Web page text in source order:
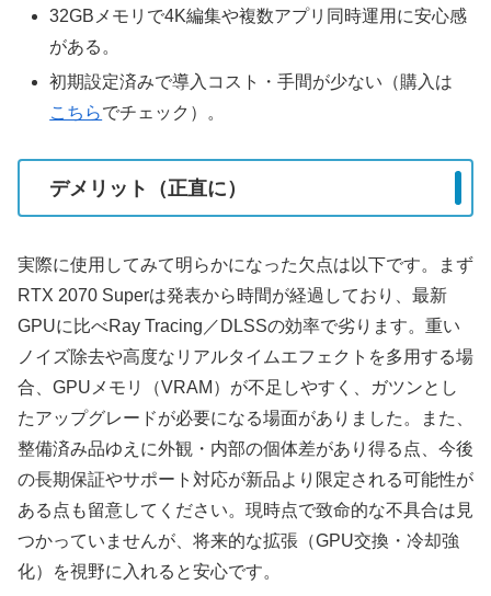
32GBメモリで4K編集や複数アプリ同時運用に安心感
がある。
初期設定済みで導入コスト・手間が少ない（購入は
こちらでチェック）。
デメリット（正直に）
実際に使用してみて明らかになった欠点は以下です。まず
RTX 2070 Superは発表から時間が経過しており、最新
GPUに比べRay Tracing／DLSSの効率で劣ります。重い
ノイズ除去や高度なリアルタイムエフェクトを多用する場
合、GPUメモリ（VRAM）が不足しやすく、ガツンとし
たアップグレードが必要になる場面がありました。また、
整備済み品ゆえに外観・内部の個体差があり得る点、今後
の長期保証やサポート対応が新品より限定される可能性が
ある点も留意してください。現時点で致命的な不具合は見
つかっていませんが、将来的な拡張（GPU交換・冷却強
化）を視野に入れると安心です。